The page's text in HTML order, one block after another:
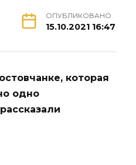
ОПУБЛИКОВАНО
15.10.2021 16:47
которая
одно